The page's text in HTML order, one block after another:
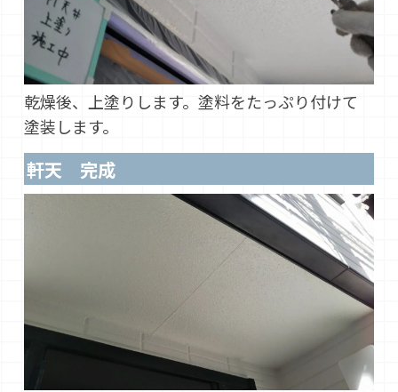
乾燥後、上塗りします。塗料をたっぷり付けて
塗装します。
軒天 完成